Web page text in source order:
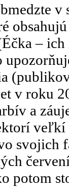
– ich
v roku
a
svojich
potom